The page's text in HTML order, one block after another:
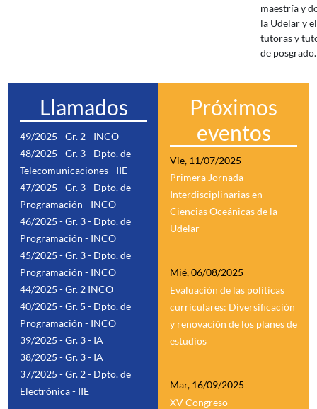
maestría y
la Udelar y
tutoras y
de posgrado.
Llamados
49/2025 - Gr. 2 - INCO
48/2025 - Gr. 3 - Dpto. de
Telecomunicaciones - IIE
47/2025 - Gr. 3 - Dpto. de
Programación - INCO
46/2025 - Gr. 3 - Dpto. de
Programación - INCO
45/2025 - Gr. 3 - Dpto. de
Programación - INCO
44/2025 - Gr. 2 INCO
40/2025 - Gr. 5 - Dpto. de
Programación - INCO
39/2025 - Gr. 3 - IA
38/2025 - Gr. 3 - IA
37/2025 - Gr. 2 - Dpto. de
Electrónica - IIE
Próximos
eventos
Vie, 11/07/2025
Primera Jornada
Interdisciplinarias en
Ciencias Oceánicas de la
Udelar
Mié, 06/08/2025
Evaluación de las políticas
curriculares: Diversificación
y renovación de los planes de
estudios
Mar, 16/09/2025
XV Congreso